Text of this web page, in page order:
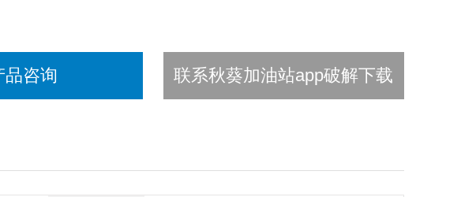
品咨询 联系秋葵加油站app破解下载